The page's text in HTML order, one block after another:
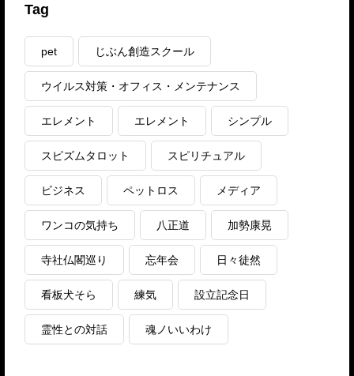
Tag
pet じぶん創造スクール
ウイルス対策・オフィス・メンテナンス
エレメント エレメント シンプル
スピズムタロット スピリチュアル
ビジネス ペットロス メディア
ワンコの気持ち 八正道 加勢康晃
寺社仏閣巡り 忘年会 日々徒然
看板犬そら 練気 設立記念日
霊性との対話 魂ノいいわけ